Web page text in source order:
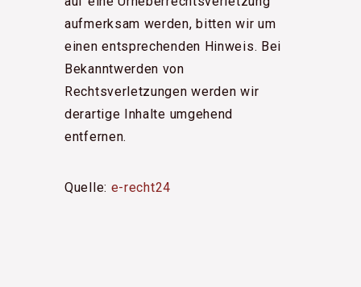
aufmerksam werden, bitten wir um
einen entsprechenden Hinweis. Bei
Bekanntwerden von
Rechtsverletzungen werden wir
derartige Inhalte umgehend
entfernen.
Quelle: e-recht24